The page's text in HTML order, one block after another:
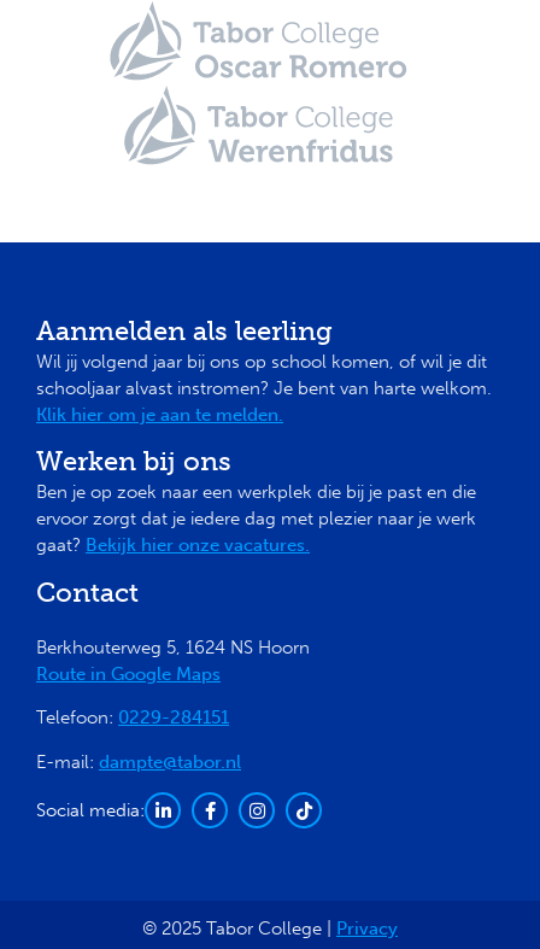
Aanmelden als leerling
Wil jij volgend jaar bij ons op school komen, of wil je dit
schooljaar alvast instromen? Je bent van harte welkom.
Klik hier om je aan te melden.
Werken bij ons
Ben je op zoek naar een werkplek die bij je past en die
ervoor zorgt dat je iedere dag met plezier naar je werk
gaat? Bekijk hier onze vacatures.
Contact
Berkhouterweg 5, 1624 NS Hoorn
Route in Google Maps
Telefoon: 0229-284151
E-mail: dampte@tabor.nl
Social media:
© 2025 Tabor College | Privacy